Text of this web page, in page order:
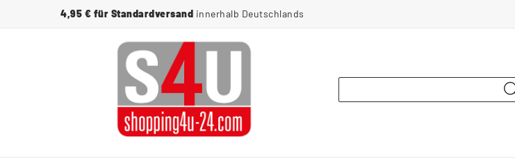
4,95 € für Standardversand innerhalb Deutschlands